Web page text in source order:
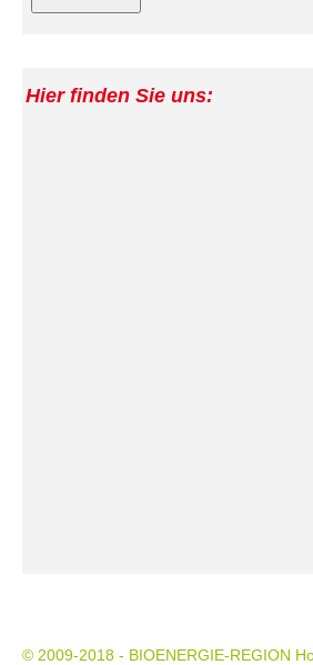
Hier finden Sie uns:
© 2009-2018 - BIOENERGIE-REGION